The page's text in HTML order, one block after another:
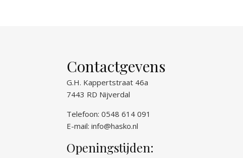
Contactgevens
G.H. Kappertstraat 46a
7443 RD Nijverdal
Telefoon: 0548 614 091
E-mail: info@hasko.nl
Openingstijden: